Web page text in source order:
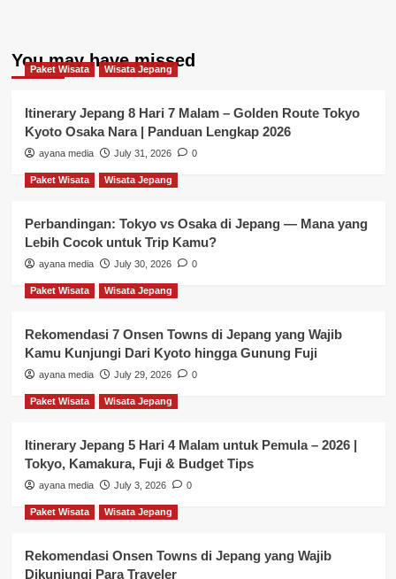
You may have missed
Paket Wisata Wisata Jepang
Itinerary Jepang 8 Hari 7 Malam – Golden Route Tokyo
Kyoto Osaka Nara | Panduan Lengkap 2026
ayana media July 31, 2026 0
Paket Wisata Wisata Jepang
Perbandingan: Tokyo vs Osaka di Jepang — Mana yang
Lebih Cocok untuk Trip Kamu?
ayana media July 30, 2026 0
Paket Wisata Wisata Jepang
Rekomendasi 7 Onsen Towns di Jepang yang Wajib
Kamu Kunjungi Dari Kyoto hingga Gunung Fuji
ayana media July 29, 2026 0
Paket Wisata Wisata Jepang
Itinerary Jepang 5 Hari 4 Malam untuk Pemula – 2026 |
Tokyo, Kamakura, Fuji & Budget Tips
ayana media July 3, 2026 0
Paket Wisata Wisata Jepang
Rekomendasi Onsen Towns di Jepang yang Wajib
Dikunjungi Para Traveler